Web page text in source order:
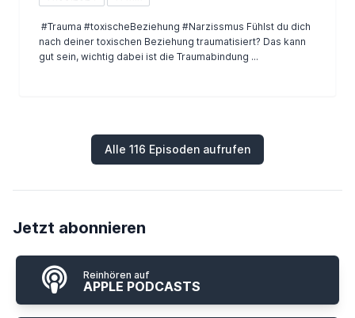
#Trauma #toxischeBeziehung #Narzissmus Fühlst du dich
nach deiner toxischen Beziehung traumatisiert? Das kann
gut sein, wichtig dabei ist die Traumabindung ...
Alle 116 Episoden aufrufen
Jetzt abonnieren
Reinhören auf
APPLE PODCASTS